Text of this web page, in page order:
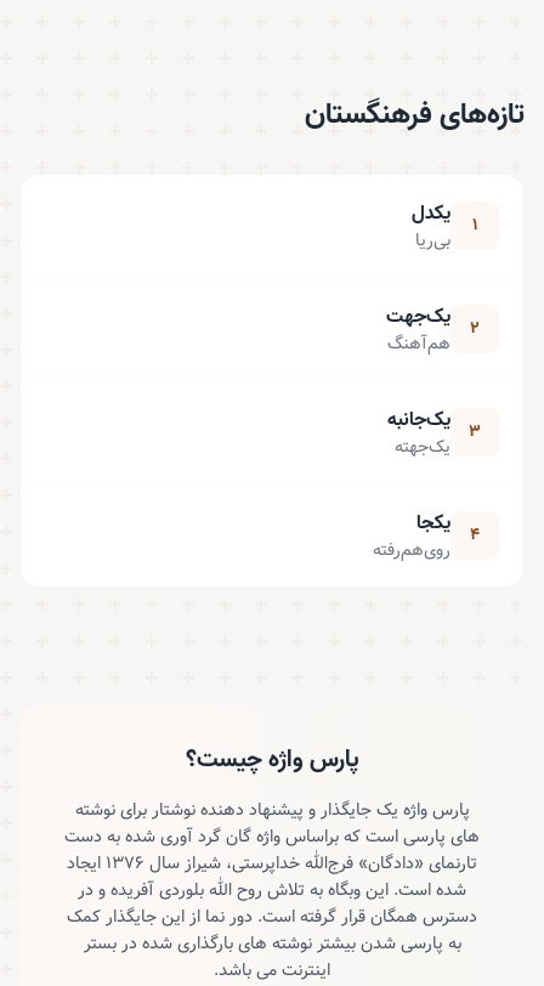
تازه‌های فرهنگستان
۱ یکدل
بی‌ریا
۲ یک‌جهت
هم‌آهنگ
۳ یک‌جانبه
یک‌جهته
۴ یکجا
روی‌هم‌رفته
پارس واژه چیست؟
پارس واژه یک جایگذار و پیشنهاد دهنده نوشتار برای نوشته
های پارسی است که براساس واژه گان گرد آوری شده به دست
تارنمای «دادگان» فرج‌الله خداپرستی، شیراز سال ۱۳۷۶ ایجاد
شده است. این وبگاه به تلاش روح الله بلوردی آفریده و در
دسترس همگان قرار گرفته است. دور نما از این جایگذار کمک
به پارسی شدن بیشتر نوشته های بارگذاری شده در بستر
اینترنت می باشد.